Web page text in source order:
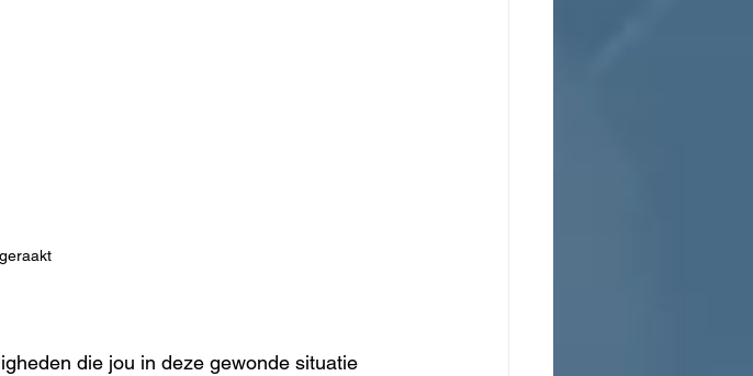
die jou in deze gewonde situatie